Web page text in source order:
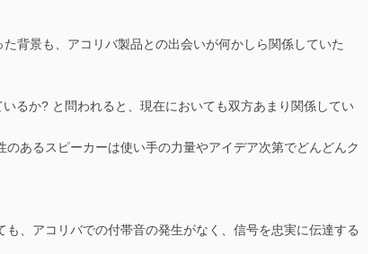
背景も、アコリバ製品との出会いが何かしら関係していた
るか? と問われると、現在においても双方あまり関係してい
あるスピーカーは使い手の力量やアイデア次第でどんどんク
も、アコリバでの付帯音の発生がなく、信号を忠実に伝達する